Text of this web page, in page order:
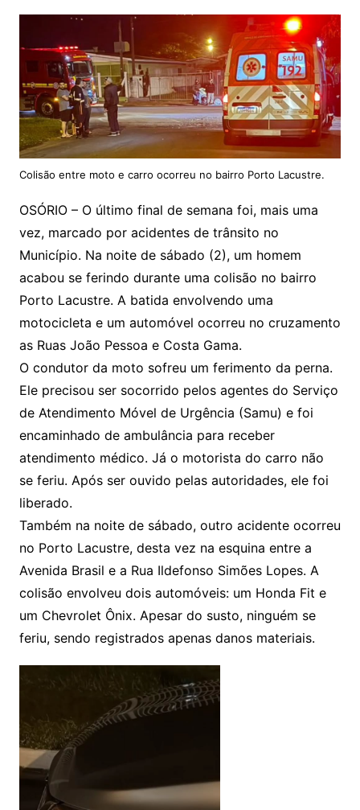
Colisão entre moto e carro ocorreu no bairro Porto Lacustre.
OSÓRIO – O último final de semana foi, mais uma
vez, marcado por acidentes de trânsito no
Município. Na noite de sábado (2), um homem
acabou se ferindo durante uma colisão no bairro
Porto Lacustre. A batida envolvendo uma
motocicleta e um automóvel ocorreu no cruzamento
as Ruas João Pessoa e Costa Gama.
O condutor da moto sofreu um ferimento da perna.
Ele precisou ser socorrido pelos agentes do Serviço
de Atendimento Móvel de Urgência (Samu) e foi
encaminhado de ambulância para receber
atendimento médico. Já o motorista do carro não
se feriu. Após ser ouvido pelas autoridades, ele foi
liberado.
Também na noite de sábado, outro acidente ocorreu
no Porto Lacustre, desta vez na esquina entre a
Avenida Brasil e a Rua Ildefonso Simões Lopes. A
colisão envolveu dois automóveis: um Honda Fit e
um Chevrolet Ônix. Apesar do susto, ninguém se
feriu, sendo registrados apenas danos materiais.